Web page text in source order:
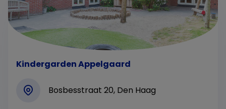
Kindergarden Appelgaard
Bosbesstraat 20, Den Haag